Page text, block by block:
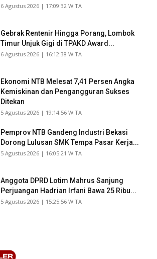
​6 Agustus 2026 | 17:09:32 WITA
Gebrak Rentenir Hingga Porang, Lombok
Timur Unjuk Gigi di TPAKD Award...
​6 Agustus 2026 | 16:12:38 WITA
Ekonomi NTB Melesat 7,41 Persen Angka
Kemiskinan dan Pengangguran Sukses
Ditekan
​5 Agustus 2026 | 19:14:56 WITA
Pemprov NTB Gandeng Industri Bekasi
Dorong Lulusan SMK Tempa Pasar Kerja...
​5 Agustus 2026 | 16:05:21 WITA
Anggota DPRD Lotim Mahrus Sanjung
Perjuangan Hadrian Irfani Bawa 25 Ribu...
​5 Agustus 2026 | 15:25:56 WITA